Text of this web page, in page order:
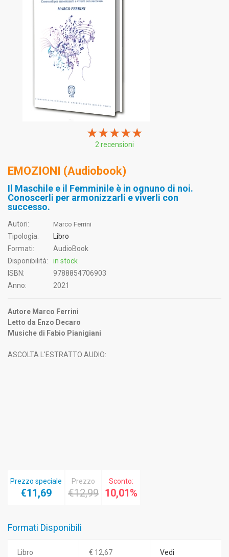
★★★★★
★★★★★
★★★★★
2 recensioni
EMOZIONI (Audiobook)
Il Maschile e il Femminile è in ognuno di noi.
Conoscerli per armonizzarli e viverli con
successo.
Autori: Marco Ferrini
Tipologia:
Libro
Formati:
AudioBook
Disponibilità:
in stock
ISBN:
9788854706903
Anno:
2021
Autore Marco Ferrini
Letto da Enzo Decaro
Musiche di Fabio Pianigiani
ASCOLTA L'ESTRATTO AUDIO:
Prezzo speciale
€11,69
Prezzo
€12,99
Sconto:
10,01%
Formati Disponibili
Libro € 12,67 Vedi